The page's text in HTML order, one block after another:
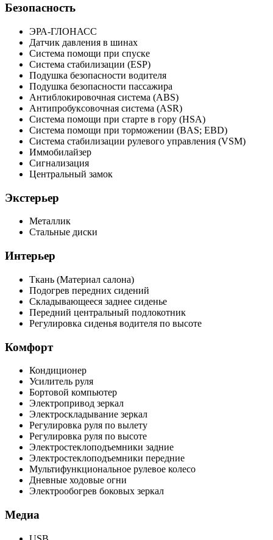
Безопасность
ЭРА-ГЛОНАСС
Датчик давления в шинах
Система помощи при спуске
Система стабилизации (ESP)
Подушка безопасности водителя
Подушка безопасности пассажира
Антиблокировочная система (ABS)
Антипробуксовочная система (ASR)
Система помощи при старте в гору (HSA)
Система помощи при торможении (BAS; EBD)
Система стабилизации рулевого управления (VSM)
Иммобилайзер
Сигнализация
Центральный замок
Экстерьер
Металлик
Стальные диски
Интерьер
Ткань (Материал салона)
Подогрев передних сидений
Складывающееся заднее сиденье
Передний центральный подлокотник
Регулировка сиденья водителя по высоте
Комфорт
Кондиционер
Усилитель руля
Бортовой компьютер
Электропривод зеркал
Электроскладывание зеркал
Регулировка руля по вылету
Регулировка руля по высоте
Электростеклоподъемники задние
Электростеклоподъемники передние
Мультифункциональное рулевое колесо
Дневные ходовые огни
Электрообогрев боковых зеркал
Медиа